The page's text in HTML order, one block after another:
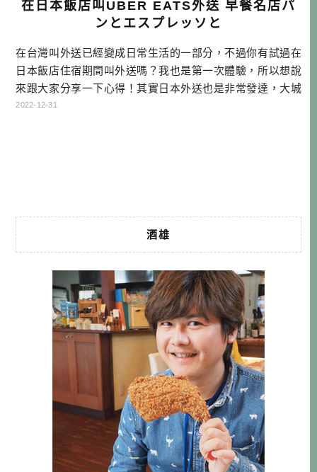
在日本飯店叫UBER EATS外送 早餐名店パ
ンとエスプレッソと
在台灣叫外送已經變成日常生活的一部分，不過你有試過在
日本飯店住宿期間叫外送嗎？我也是第一次體驗，所以想說
來跟大家分享一下心得！其實日本外送也是非常發達，大城
市基本上都已經是外送橫行了，除非是去住什麼溫泉鄉，不
2022-12-31
酒雄